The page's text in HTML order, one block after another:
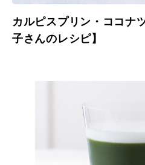
カルピスプリン・ココナ
子さんのレシピ】